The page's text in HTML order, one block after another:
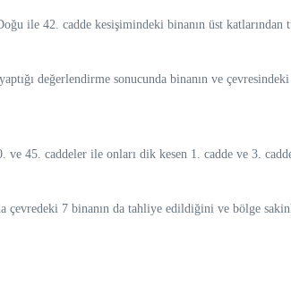
ile 42. cadde kesişimindeki binanın üst katlarından
değerlendirme sonucunda binanın ve
45. caddeler ile onları dik kesen 1. cadde ve 3.
7 binanın da tahliye edildiğini ve bölge